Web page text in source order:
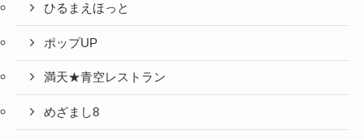
ひるまえほっと
ポップUP
満天★青空レストラン
めざまし8